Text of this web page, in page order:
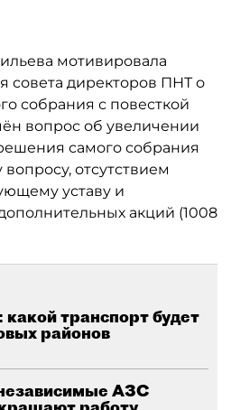
мотивировала
совета директоров ПНТ о
собрания с повесткой
вопрос об увеличении
самого собрания
отсутствием
уставу и
акций (1008
транспорт будет
районов
АЗС